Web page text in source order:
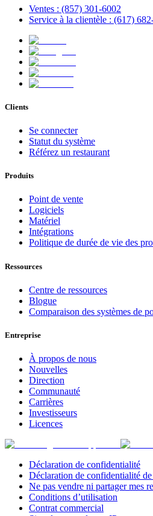
Ventes : (857) 301-6002
Service à la clientèle : (617)
Clients
Se connecter
Statut du système
Référez un restaurant
Produits
Point de vente
Logiciels
Matériel
Intégrations
Politique de durée de vie des
Ressources
Centre de ressources
Blogue
Comparaison des systèmes de
Entreprise
À propos de nous
Nouvelles
Direction
Communauté
Carrières
Investisseurs
Licences
Déclaration de confidentialité
Déclaration de confidentialité
Ne pas vendre ni partager mes
Conditions d’utilisation
Contrat commercial